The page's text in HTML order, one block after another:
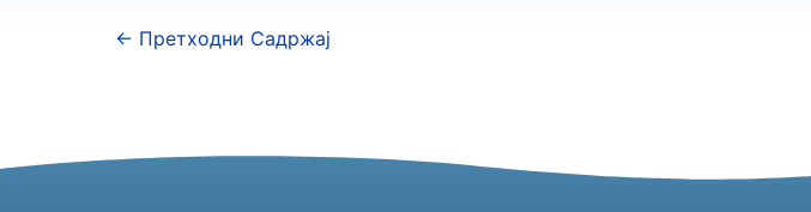
← Претходни Садржај